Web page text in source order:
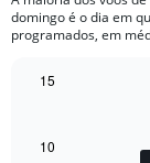
The
chart
displaying
domingo é o dia em
programados, em
with
10
15